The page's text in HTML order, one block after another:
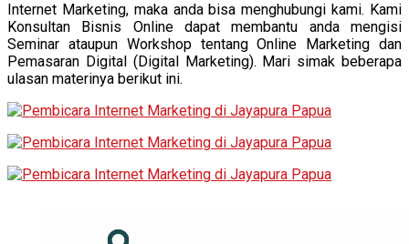
Internet Marketing, maka anda bisa menghubungi kami. Kami
Konsultan Bisnis Online dapat membantu anda mengisi
Seminar ataupun Workshop tentang Online Marketing dan
Pemasaran Digital (Digital Marketing). Mari simak beberapa
ulasan materinya berikut ini.